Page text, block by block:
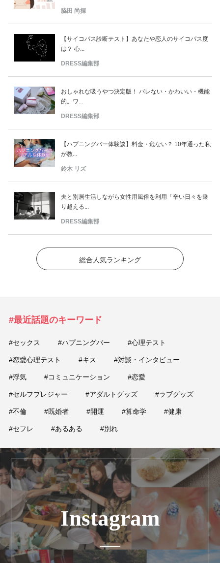
脇田 尚揮
【サイコパス診断テスト】あなたや恋人のサイコパス度
は？ 心...
DRESS編集部
おしゃれな吸うやつ決定版！ バレない・かわいい・機能
的。ワ...
DRESS編集部
【ハプニングバー体験談】料金・危ない？ 10年通った私
が教...
鈴木 リズ
夫と別居生活しながら女性用風俗を利用「辛い日々を乗
り越える...
DRESS編集部
総合人気ランキング
#最近話題のキーワード
#セックス #ハプニングバー #心理テスト
#恋愛心理テスト #キス #対談・インタビュー
#浮気 #コミュニケーション #恋愛
#セルフプレジャー #アダルトグッズ #ラブグッズ
#不倫 #既婚者 #開運 #算命学 #健康
#セフレ #あるある #別れ
Instagram